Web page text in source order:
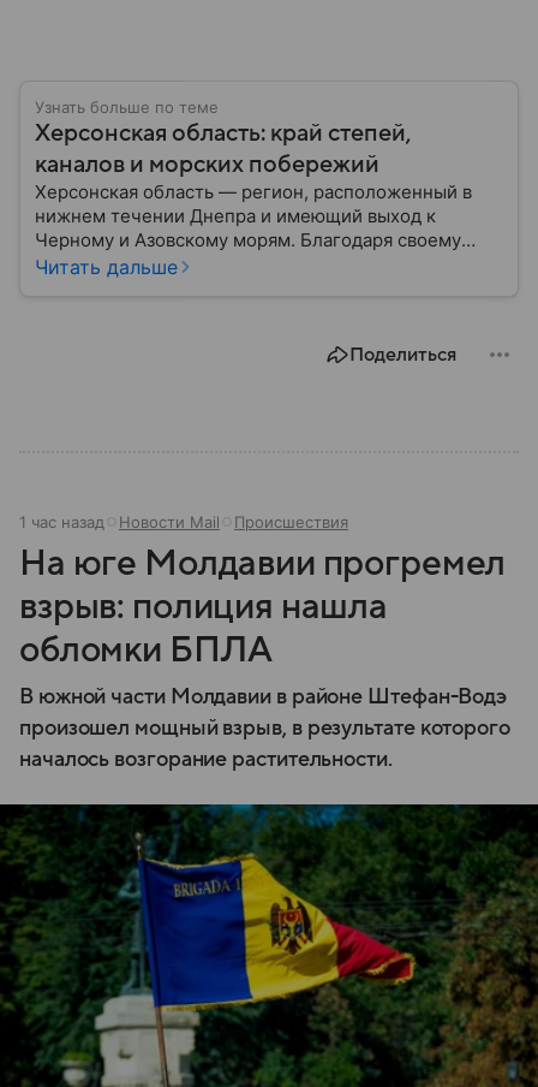
Узнать больше по теме
Херсонская область: край степей,
каналов и морских побережий
Херсонская область — регион, расположенный в
нижнем течении Днепра и имеющий выход к
Черному и Азовскому морям. Благодаря своему
географическому положению область на
севером и югом региона. Собрали главное по теме.
Читать дальше
Поделиться
1 час назад Новости Mail Происшествия
На юге Молдавии прогремел
взрыв: полиция нашла
обломки БПЛА
В южной части Молдавии в районе Штефан-Водэ
произошел мощный взрыв, в результате которого
началось возгорание растительности.